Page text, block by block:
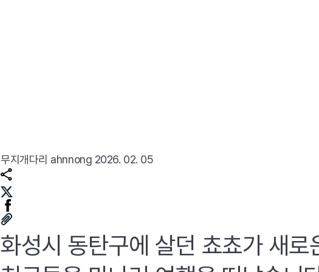
무지개다리 ahnnong 2026. 02. 05
화성시 동탄구에 살던 쵸쵸가 새로